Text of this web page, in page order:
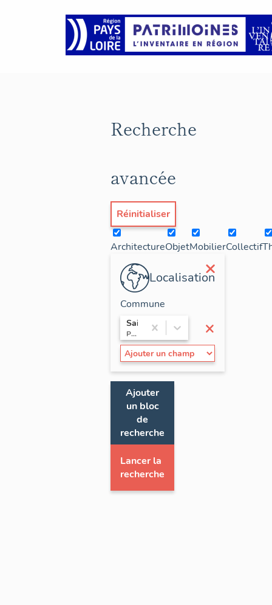
Recherche
avancée
Réinitialiser
ArchitectureObjetMobilierCollectif
×
Localisation
×
Commune
Saint-André-de-la-Marche
Pays de la Loire / Maine-et-Loire
Ajouter
un bloc
de
recherche
Lancer la
recherche